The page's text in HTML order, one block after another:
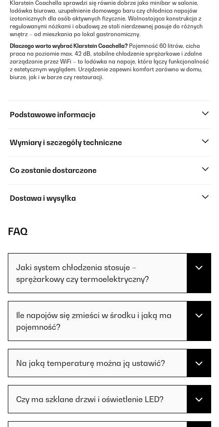
Klarstein Coachella sprawdzi się równie dobrze jako minibar w salonie,
lodówka biurowa, uzupełnienie domowego baru czy chłodnica napojów
izotonicznych dla osób aktywnych fizycznie. Wolnostojąca konstrukcja z
regulowanymi nóżkami i obudową ze stali nierdzewnej pasuje do różnych
wnętrz – od mieszkania po lokal gastronomiczny.
Dlaczego warto wybrać Klarstein Coachella? Pojemność 60 litrów, cicha
praca na poziomie max. 42 dB, stabilne chłodzenie sprężarkowe i zdalne
zarządzanie przez WiFi – to lodówka na napoje, która łączy funkcjonalność
z estetycznym wyglądem. Urządzenie zapewni komfort zarówno w domu,
biurze, jak i w barze czy restauracji.
Podstawowe informacje
Wymiary i szczegóły techniczne
Co zostanie dostarczone
Dostawa i wysyłka
FAQ
Jaki system chłodzenia stosuje –
sprężarkowy czy termoelektryczny?
Ile napojów się zmieści w środku i jaką ma
pojemność?
Na jaką temperaturę można ją ustawić?
Czy ma szklane drzwi i oświetlenie LED?